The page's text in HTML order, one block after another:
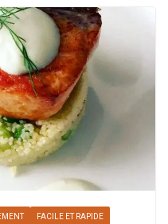
FACILE ET RAPIDE